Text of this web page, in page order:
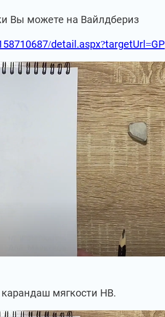
Вы можете на Вайлдбериз
detail.aspx?targetUrl=GP
мягкости НВ.